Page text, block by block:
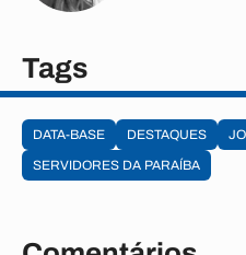
Tags
DATA-BASE DESTAQUES
SERVIDORES DA PARAÍBA